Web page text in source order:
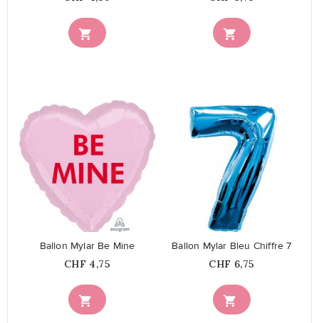
 
favorite_border

Ballon Mylar Be Mine
Prix
CHF 4,75

Ballon Mylar Bleu Chiffre 7
Prix
CHF 6,75